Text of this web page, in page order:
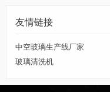
友情链接
中空玻璃生产线厂家
玻璃清洗机